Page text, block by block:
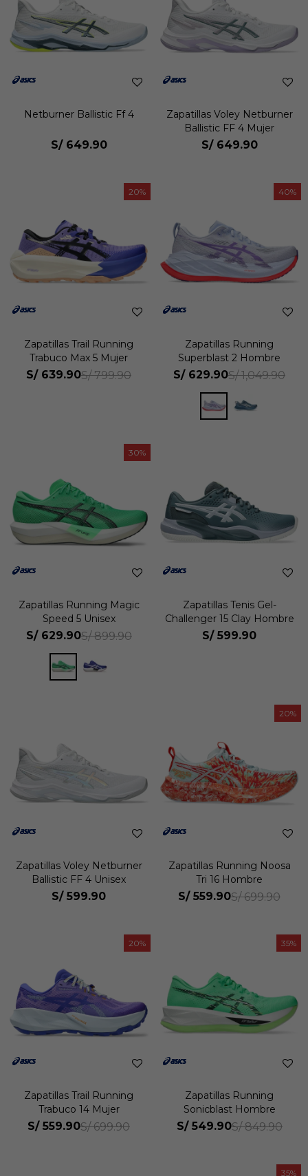
Netburner Ballistic Ff 4
S/ 649.90
Zapatillas Voley Netburner
Ballistic FF 4 Mujer
S/ 649.90
20
Zapatillas Trail Running
Trabuco Max 5 Mujer
S/ 639.90S/ 799.90
40
Zapatillas Running
Superblast 2 Hombre
S/ 629.90S/ 1,049.90
30
Zapatillas Running Magic
Speed 5 Unisex
S/ 629.90S/ 899.90
Zapatillas Tenis Gel-
Challenger 15 Clay Hombre
S/ 599.90
Zapatillas Voley Netburner
Ballistic FF 4 Unisex
S/ 599.90
20
Zapatillas Running Noosa
Tri 16 Hombre
S/ 559.90S/ 699.90
20
Zapatillas Trail Running
Trabuco 14 Mujer
S/ 559.90S/ 699.90
35
Zapatillas Running
Sonicblast Hombre
S/ 549.90S/ 849.90
35